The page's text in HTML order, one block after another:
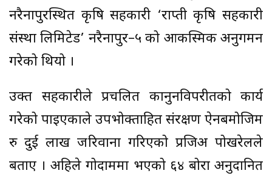
नरैनापुरस्थित कृषि सहकारी ‘राप्ती कृषि सहकारी
संस्था लिमिटेड’ नरैनापुर–५ को आकस्मिक अनुगमन
गरेको थियो ।
उक्त सहकारीले प्रचलित कानुनविपरीतको कार्य
गरेको पाइएकाले उपभोक्ताहित संरक्षण ऐनबमोजिम
रु दुई लाख जरिवाना गरिएको प्रजिअ पोखरेलले
बताए । अहिले गोदाममा भएको ६४ बोरा अनुदानित